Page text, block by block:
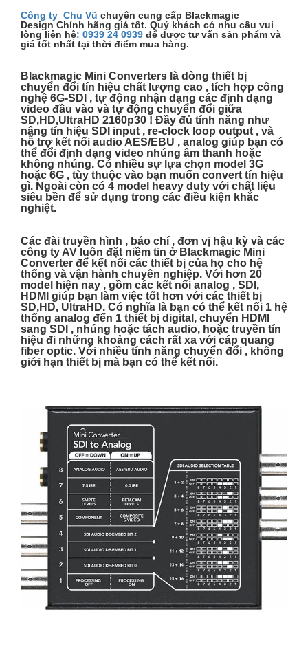
Công ty Chu Vũ chuyên cung cấp Blackmagic
Design Chính hãng giá tốt. Quý khách có nhu cầu vui
lòng liên hệ: 0939 24 0939 để được tư vấn sản phẩm và
giá tốt nhất tại thời điểm mua hàng.
Blackmagic Mini Converters là dòng thiết bị
chuyển đổi tín hiệu chất lượng cao , tích hợp công
nghệ 6G-SDI , tự động nhận dạng các định dạng
video đầu vào và tự động chuyển đổi giữa
SD,HD,UltraHD 2160p30 ! Đầy đủ tính năng như
nâng tín hiệu SDI input , re-clock loop output , và
hỗ trợ kết nối audio AES/EBU , analog giúp bạn có
thể đổi định dạng video nhúng âm thanh hoặc
không nhúng. Có nhiều sự lựa chọn model 3G
hoặc 6G , tùy thuộc vào bạn muốn convert tín hiệu
gì. Ngoài còn có 4 model heavy duty với chất liệu
siêu bền để sử dụng trong các điều kiện khắc
nghiệt.
Các đài truyền hình , báo chí , đơn vị hậu kỳ và các
công ty AV luôn đặt niềm tin ở Blackmagic Mini
Converter để kết nối các thiết bị của họ cho hệ
thống và vận hành chuyên nghiệp. Với hơn 20
model hiện nay , gồm các kết nối analog , SDI,
HDMI giúp bạn làm việc tốt hơn với các thiết bị
SD,HD, UltraHD. Có nghĩa là bạn có thể kết nối 1 hệ
thống analog đến 1 thiết bị digital, chuyển HDMI
sang SDI , nhúng hoặc tách audio, hoặc truyền tín
hiệu đi những khoảng cách rất xa với cáp quang
fiber optic. Với nhiều tính năng chuyển đổi , không
giới hạn thiết bị mà bạn có thể kết nối.